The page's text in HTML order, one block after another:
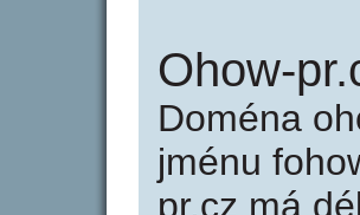
Ohow-
Doména
jménu
pr.cz má